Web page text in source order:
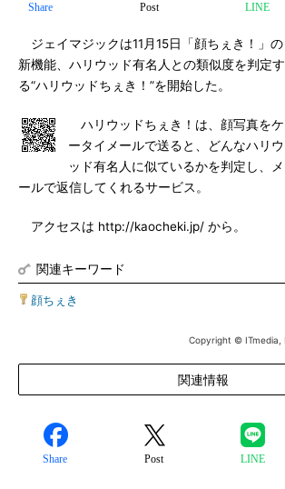
Share Post LINE
ジェイマジックは11月15日「顔ちぇき！」の
新機能、ハリウッド有名人との類似度を判定す
る“ハリウッドちぇき！”を開始した。
ハリウッドちぇき！は、顔写真をケ
ータイメールで送ると、どんなハリウ
ッド有名人に似ているかを判定し、メ
ールで返信してくれるサービス。
アクセスは http://kaocheki.jp/ から。
関連キーワード
顔ちぇき
Copyright © ITmedia,
関連情報
Share Post LINE